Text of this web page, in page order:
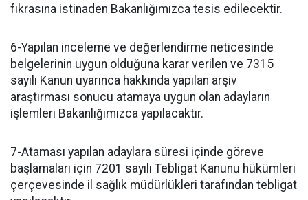
fıkrasına istinaden Bakanlığımızca tesis edilecektir.
6-Yapılan inceleme ve değerlendirme neticesinde
belgelerinin uygun olduğuna karar verilen ve 7315
sayılı Kanun uyarınca hakkında yapılan arşiv
araştırması sonucu atamaya uygun olan adayların
işlemleri Bakanlığımızca yapılacaktır.
7-Ataması yapılan adaylara süresi içinde göreve
başlamaları için 7201 sayılı Tebligat Kanunu hükümleri
çerçevesinde il sağlık müdürlükleri tarafından tebligat